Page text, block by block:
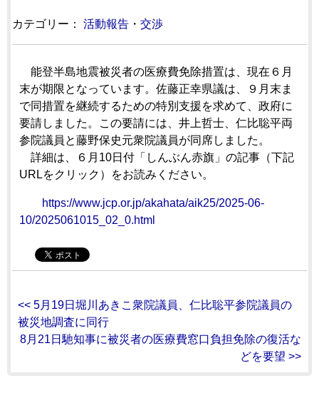
カテゴリー： 活動報告 ・ 交渉
能登半島地震被災者の医療費免除措置は、現在６月
末が期限となっています。佐藤正幸県議は、９月末ま
で同措置を継続するための特別支援を求めて、政府に
要請しました。この要請には、井上哲士、仁比聡平両
参院議員と藤野保史元衆院議員が同席しました。
詳細は、６月10日付「しんぶん赤旗」の記事（下記
URLをクリック）をお読みください。
https://www.jcp.or.jp/akahata/aik25/2025-06-
10/2025061015_02_0.html
<< 5月19日堀川あきこ衆院議員、仁比聡平参院議員の
被災地調査に同行
8月21日馳知事に被災者の医療費窓口負担免除の復活な
どを要望 >>